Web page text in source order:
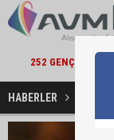
252 GENÇ
HABERLER Antep